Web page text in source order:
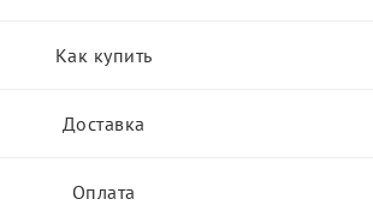
Как купить
Доставка
Оплата